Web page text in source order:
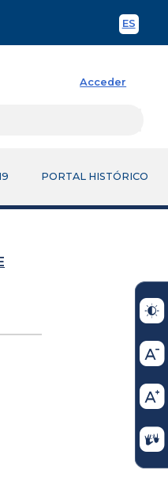
ES
Acceder
PORTAL HISTÓRICO